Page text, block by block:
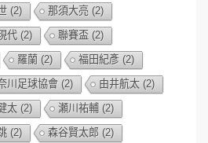
(2) 那須大亮 (2)
代 (2) 聯賽盃 (2)
羅蘭 (2) 福田紀彥 (2)
川足球協會 (2) 由井航太 (2)
太 (2) 瀬川祐輔 (2)
(2) 森谷賢太郎 (2)